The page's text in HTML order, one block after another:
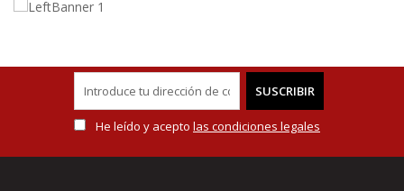
SUSCRIBIR
He leído y acepto las condiciones legales